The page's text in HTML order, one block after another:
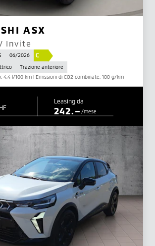
ASX
Invite
06/2026 C
Trazione anteriore
4.4 l/100 km | Emissioni di CO2 combinate: 100 g/km
Leasing da
242.– /mese